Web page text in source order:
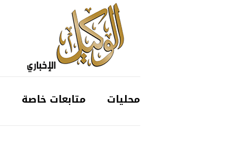
محليات متابعات خاصة